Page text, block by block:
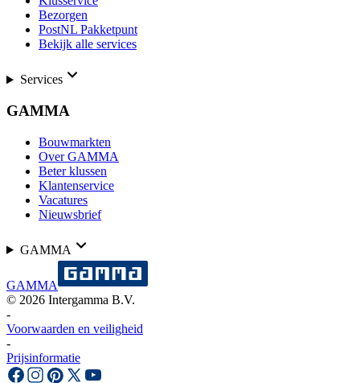
Bezorgen
PostNL Pakketpunt
Bekijk alle services
Services
GAMMA
Bouwmarkten
Over GAMMA
Beter klussen
Klantenservice
Vacatures
Nieuwsbrief
GAMMA
GAMMA
© 2026 Intergamma B.V.
-
Voorwaarden en veiligheid
-
Prijsinformatie